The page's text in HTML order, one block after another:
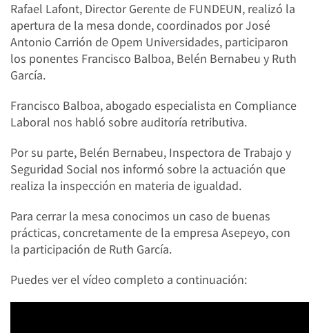
Rafael Lafont, Director Gerente de FUNDEUN, realizó la
apertura de la mesa donde, coordinados por José
Antonio Carrión de Opem Universidades, participaron
los ponentes Francisco Balboa, Belén Bernabeu y Ruth
García.
Francisco Balboa, abogado especialista en Compliance
Laboral nos habló sobre auditoría retributiva.
Por su parte, Belén Bernabeu, Inspectora de Trabajo y
Seguridad Social nos informó sobre la actuación que
realiza la inspección en materia de igualdad.
Para cerrar la mesa conocimos un caso de buenas
prácticas, concretamente de la empresa Asepeyo, con
la participación de Ruth García.
Puedes ver el vídeo completo a continuación: